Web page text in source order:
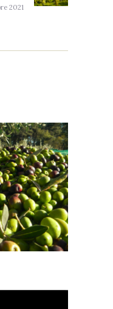
2021